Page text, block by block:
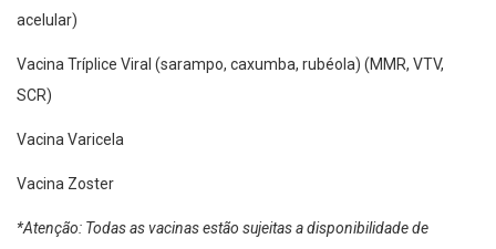
acelular)
Vacina Tríplice Viral (sarampo, caxumba, rubéola) (MMR, VTV,
SCR)
Vacina Varicela
Vacina Zoster
*Atenção: Todas as vacinas estão sujeitas a disponibilidade de